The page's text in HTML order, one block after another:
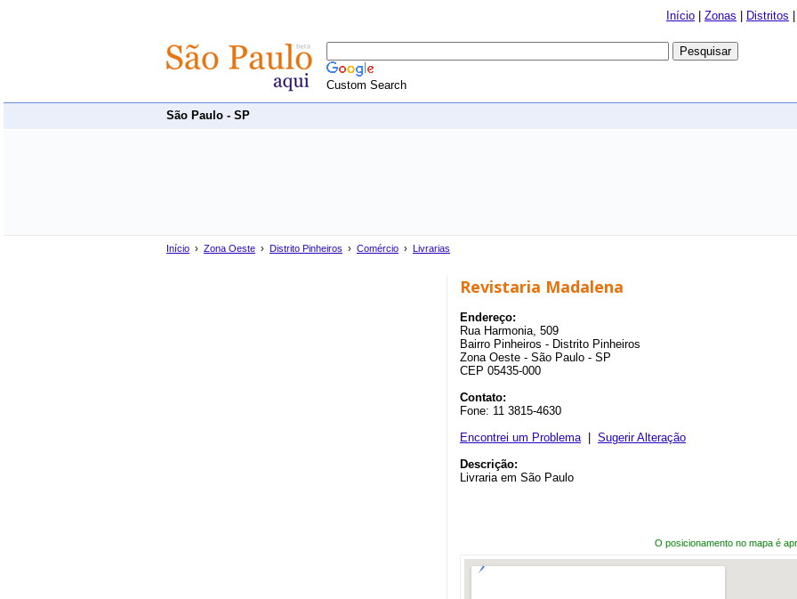
Início Zonas Distritos
Custom Search
São Paulo - SP
Início › Zona Oeste › Distrito Pinheiros › Comércio › Livrarias
Revistaria Madalena
Endereço:
Rua Harmonia, 509
Bairro Pinheiros - Distrito Pinheiros
Zona Oeste - São Paulo - SP
CEP 05435-000
Contato:
Fone: 11 3815-4630
Encontrei um Problema| Sugerir Alteração
Descrição:
Livraria em São Paulo
O posicionamento no mapa é